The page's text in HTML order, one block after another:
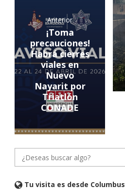
Anterior
¡Toma
precauciones!
Habrá cierres
viales en
Nuevo
Nayarit por
Triatlón
CONADE
Tu visita es desde